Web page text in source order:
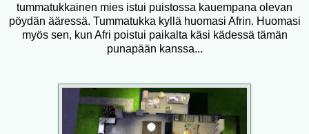
tummatukkainen mies istui puistossa kauempana olevan
pöydän ääressä. Tummatukka kyllä huomasi Afrin. Huomasi
myös sen, kun Afri poistui paikalta käsi kädessä tämän
punapään kanssa...